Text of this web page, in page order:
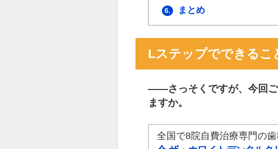
6. まとめ
Lステップでできるこ
――さっそくですが、今回
ますか。
全国で8院自費治療専門の